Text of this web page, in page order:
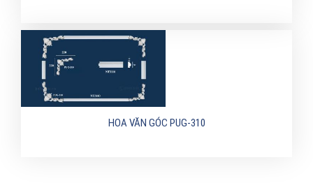
HOA VĂN GÓC PUG-310